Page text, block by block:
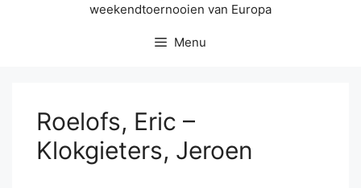
weekendtoernooien van Europa
Menu
Roelofs, Eric –
Klokgieters, Jeroen